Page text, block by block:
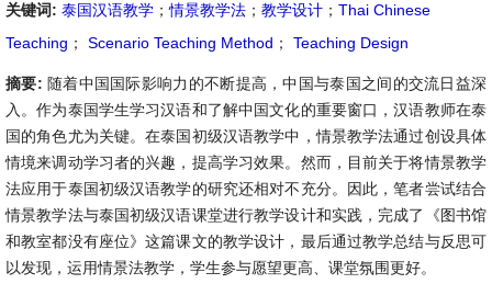
关键词: 泰国汉语教学 ；情景教学法 ； 教学设计 ； Thai Chinese
Teaching ； Scenario Teaching Method ； Teaching Design
摘要: 随着中国国际影响力的不断提高，中国与泰国之间的交流日益深
入。作为泰国学生学习汉语和了解中国文化的重要窗口，汉语教师在泰
国的角色尤为关键。在泰国初级汉语教学中，情景教学法通过创设具体
情境来调动学习者的兴趣，提高学习效果。然而，目前关于将情景教学
法应用于泰国初级汉语教学的研究还相对不充分。因此，笔者尝试结合
情景教学法与泰国初级汉语课堂进行教学设计和实践，完成了《图书馆
和教室都没有座位》这篇课文的教学设计，最后通过教学总结与反思可
以发现，运用情景法教学，学生参与愿望更高、课堂氛围更好。